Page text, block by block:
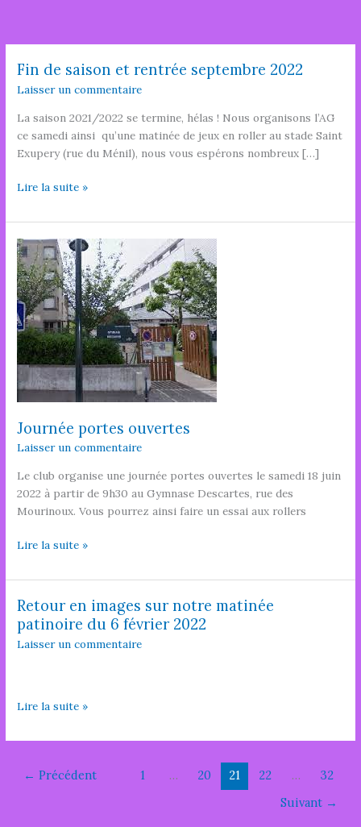
contenu
Fin de saison et rentrée septembre 2022
Laisser un commentaire
La saison 2021/2022 se termine, hélas ! Nous organisons l’AG
ce samedi ainsi qu’une matinée de jeux en roller au stade Saint
Exupery (rue du Ménil), nous vous espérons nombreux […]
Fin
saison
et
rentrée
septembre
2022
Lire la suite »
Journée portes ouvertes
Laisser un commentaire
Le club organise une journée portes ouvertes le samedi 18 juin
2022 à partir de 9h30 au Gymnase Descartes, rue des
Mourinoux. Vous pourrez ainsi faire un essai aux rollers
Journée
ouvertes
Lire la suite »
Retour en images sur notre matinée
patinoire du 6 février 2022
Laisser un commentaire
Retour
images
notre
Lire la suite »
← Précédent 1 … 20 21 22 …
32
Suivant →